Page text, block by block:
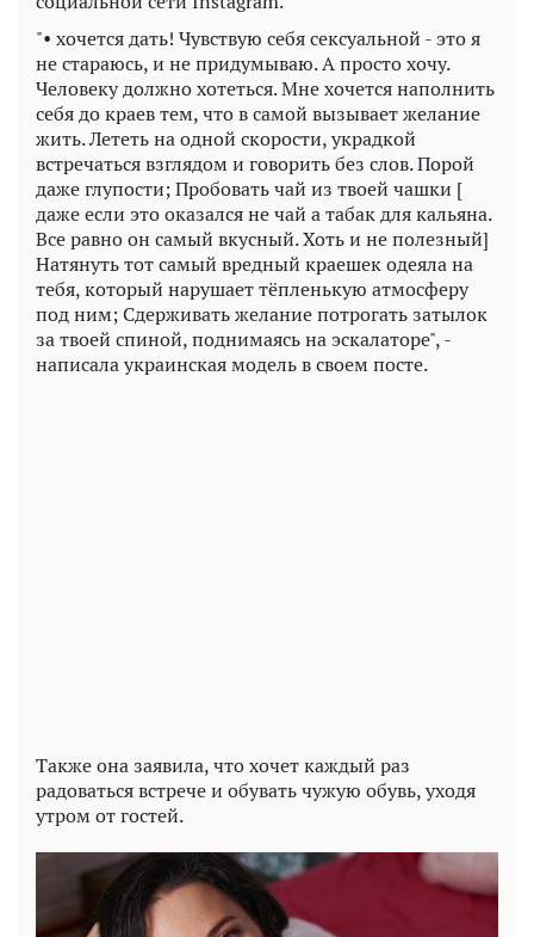
"• хочется дать! Чувствую себя сексуальной - это я
не стараюсь, и не придумываю. А просто хочу.
Человеку должно хотеться. Мне хочется наполнить
себя до краев тем, что в самой вызывает желание
жить. Лететь на одной скорости, украдкой
встречаться взглядом и говорить без слов. Порой
даже глупости; Пробовать чай из твоей чашки [
даже если это оказался не чай а табак для кальяна.
Все равно он самый вкусный. Хоть и не полезный]
Натянуть тот самый вредный краешек одеяла на
тебя, который нарушает тёпленькую атмосферу
под ним; Сдерживать желание потрогать затылок
за твоей спиной, поднимаясь на эскалаторе", -
написала украинская модель в своем посте.
Также она заявила, что хочет каждый раз
радоваться встрече и обувать чужую обувь, уходя
утром от гостей.